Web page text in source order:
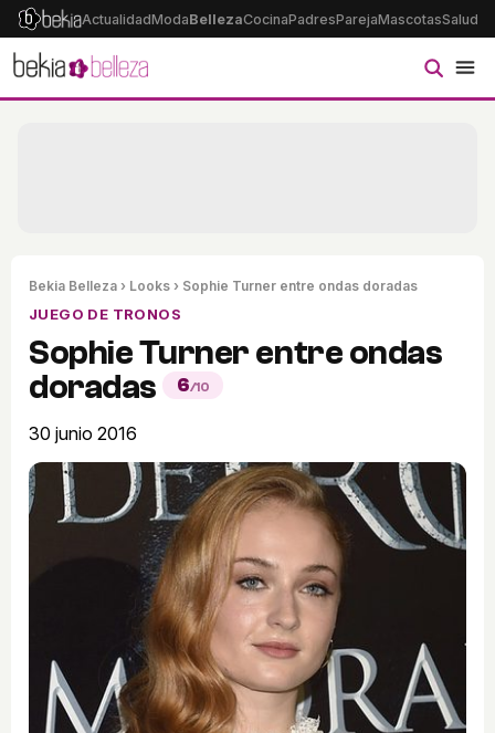
ActualidadModaBellezaCocinaPadresParejaMascotasSalud
Bekia Belleza › Looks › Sophie Turner entre ondas doradas
JUEGO DE TRONOS
Sophie Turner entre ondas
doradas
6/10
30 junio 2016